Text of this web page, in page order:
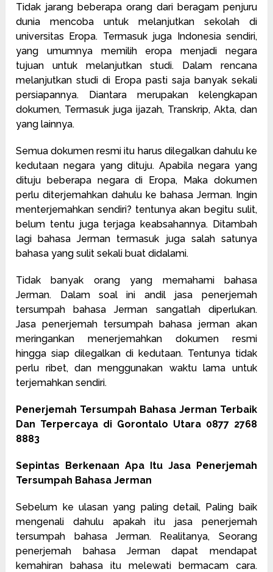
Tidak jarang beberapa orang dari beragam penjuru
dunia mencoba untuk melanjutkan sekolah di
universitas Eropa. Termasuk juga Indonesia sendiri,
yang umumnya memilih eropa menjadi negara
tujuan untuk melanjutkan studi. Dalam rencana
melanjutkan studi di Eropa pasti saja banyak sekali
persiapannya. Diantara merupakan kelengkapan
dokumen, Termasuk juga ijazah, Transkrip, Akta, dan
yang lainnya.
Semua dokumen resmi itu harus dilegalkan dahulu ke
kedutaan negara yang dituju. Apabila negara yang
dituju beberapa negara di Eropa, Maka dokumen
perlu diterjemahkan dahulu ke bahasa Jerman. Ingin
menterjemahkan sendiri? tentunya akan begitu sulit,
belum tentu juga terjaga keabsahannya. Ditambah
lagi bahasa Jerman termasuk juga salah satunya
bahasa yang sulit sekali buat didalami.
Tidak banyak orang yang memahami bahasa
Jerman. Dalam soal ini andil jasa penerjemah
tersumpah bahasa Jerman sangatlah diperlukan.
Jasa penerjemah tersumpah bahasa jerman akan
meringankan menerjemahkan dokumen resmi
hingga siap dilegalkan di kedutaan. Tentunya tidak
perlu ribet, dan menggunakan waktu lama untuk
terjemahkan sendiri.
Penerjemah Tersumpah Bahasa Jerman Terbaik
Dan Terpercaya di Gorontalo Utara 0877 2768
8883
Sepintas Berkenaan Apa Itu Jasa Penerjemah
Tersumpah Bahasa Jerman
Sebelum ke ulasan yang paling detail, Paling baik
mengenali dahulu apakah itu jasa penerjemah
tersumpah bahasa Jerman. Realitanya, Seorang
penerjemah bahasa Jerman dapat mendapat
kemahiran bahasa itu melewati bermacam cara.